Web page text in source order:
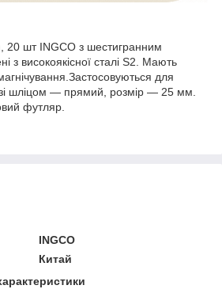
20 шт INGCO з шестигранним
з високоякісної сталі S2. Мають
для
зі шліцом — прямий, розмір — 25 мм.
футляр.
INGCO
Китай